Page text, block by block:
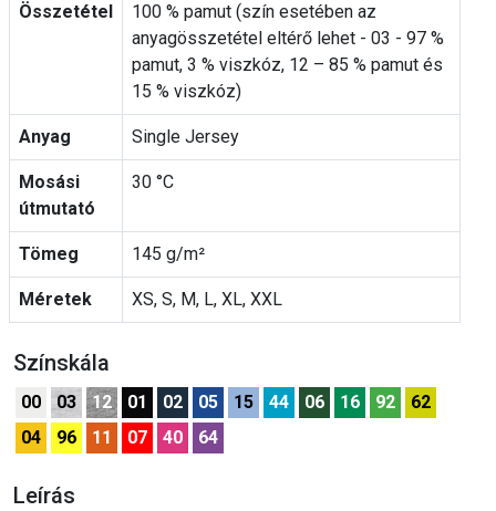
Összetétel
100 % pamut (szín esetében az
anyagösszetétel eltérő lehet - 03 - 97 %
pamut, 3 % viszkóz, 12 – 85 % pamut és
15 % viszkóz)
Anyag Single Jersey
Mosási
útmutató
30 °C
Tömeg 145 g/m²
Méretek XS, S, M, L, XL, XXL
Színskála
00 03 12 01 02 05 15 44 06 16 92
62
04
96 11 07 40 64
Leírás